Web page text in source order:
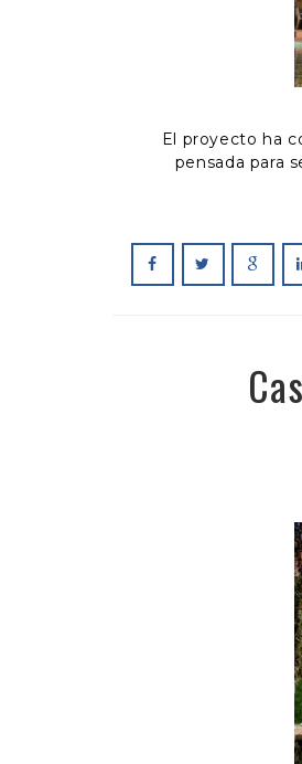
El proyecto ha
pensada para